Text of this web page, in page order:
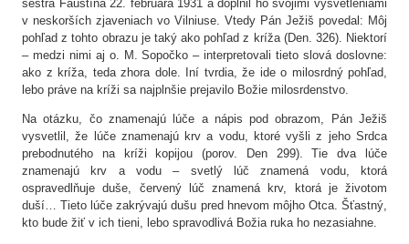
sestra Faustína 22. februára 1931 a doplnil ho svojimi vysvetleniami
v neskorších zjaveniach vo Vilniuse. Vtedy Pán Ježiš povedal: Môj
pohľad z tohto obrazu je taký ako pohľad z kríža (Den. 326). Niektorí
– medzi nimi aj o. M. Sopočko – interpretovali tieto slová doslovne:
ako z kríža, teda zhora dole. Iní tvrdia, že ide o milosrdný pohľad,
lebo práve na kríži sa najplnšie prejavilo Božie milosrdenstvo.
Na otázku, čo znamenajú lúče a nápis pod obrazom, Pán Ježiš
vysvetlil, že lúče znamenajú krv a vodu, ktoré vyšli z jeho Srdca
prebodnutého na kríži kopijou (porov. Den 299). Tie dva lúče
znamenajú krv a vodu – svetlý lúč znamená vodu, ktorá
ospravedlňuje duše, červený lúč znamená krv, ktorá je životom
duší… Tieto lúče zakrývajú dušu pred hnevom môjho Otca. Šťastný,
kto bude žiť v ich tieni, lebo spravodlivá Božia ruka ho nezasiahne.